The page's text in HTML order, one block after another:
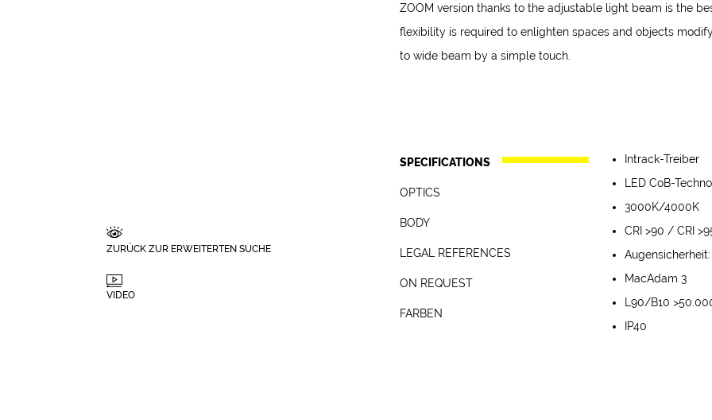
ZOOM version thanks to the adjustable light beam is the
flexibility is required to enlighten spaces and objects
to wide beam by a simple touch.
ZURÜCK ZUR ERWEITERTEN SUCHE
VIDEO
SPECIFICATIONS
OPTICS
BODY
LEGAL REFERENCES
ON REQUEST
FARBEN
Intrack-Treiber
LED CoB-
3000K/4000K
CRI >90 / CRI
Augensicherheit:
MacAdam 3
L90/B10
IP40